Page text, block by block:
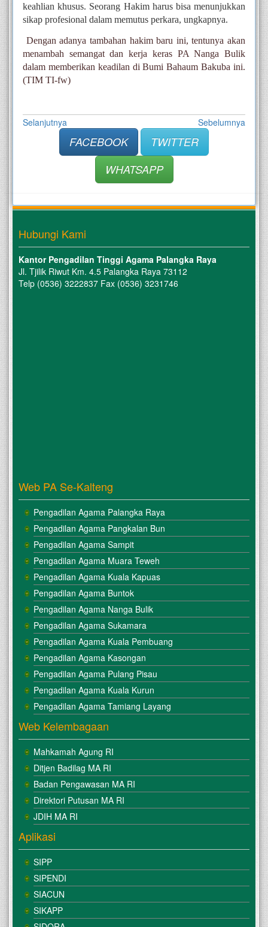
keahlian khusus. Seorang Hakim harus bisa menunjukkan
sikap profesional dalam memutus perkara, ungkapnya.
Dengan adanya tambahan hakim baru ini, tentunya akan
menambah semangat dan kerja keras PA Nanga Bulik
dalam memberikan keadilan di Bumi Bahaum Bakuba ini.
(TIM TI-fw)
Selanjutnya Sebelumnya
FACEBOOK
TWITTER
WHATSAPP
Hubungi Kami
Kantor Pengadilan Tinggi Agama Palangka Raya
Jl. Tjilik Riwut Km. 4.5 Palangka Raya 73112
Telp (0536) 3222837 Fax (0536) 3231746
Web PA Se-Kalteng
Pengadilan Agama Palangka Raya
Pengadilan Agama Pangkalan Bun
Pengadilan Agama Sampit
Pengadilan Agama Muara Teweh
Pengadilan Agama Kuala Kapuas
Pengadilan Agama Buntok
Pengadilan Agama Nanga Bulik
Pengadilan Agama Sukamara
Pengadilan Agama Kuala Pembuang
Pengadilan Agama Kasongan
Pengadilan Agama Pulang Pisau
Pengadilan Agama Kuala Kurun
Pengadilan Agama Tamiang Layang
Web Kelembagaan
Mahkamah Agung RI
Ditjen Badilag MA RI
Badan Pengawasan MA RI
Direktori Putusan MA RI
JDIH MA RI
Aplikasi
SIPP
SIPENDI
SIACUN
SIKAPP